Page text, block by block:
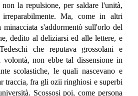
la repulsione, per saldare l'unità,
irreparabilmente. Ma, come in altri
s'addormentò sull'orlo del
dedito al deliziarsi ed alle lettere, e
che reputava grossolani e
volontà, non ebbe tal dissensione in
scolastiche, le quali nascevano e
traccia, fra gli ozii ringhiosi e superbi
Scossosi poi, come persona